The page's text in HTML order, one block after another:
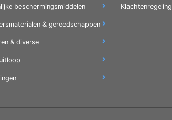
beschermingsmiddelen
& gereedschappen
& diverse
Klachtenregeling